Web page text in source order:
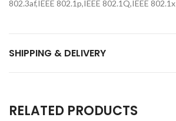
802.3af,IEEE 802.1p,IEEE 802.1Q,IEEE 802.1x
SHIPPING & DELIVERY
RELATED PRODUCTS